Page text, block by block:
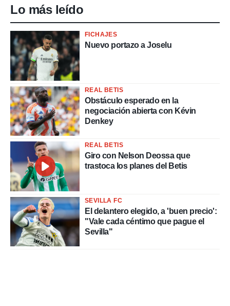
Lo más leído
FICHAJES
Nuevo portazo a Joselu
REAL BETIS
Obstáculo esperado en la
negociación abierta con Kévin
Denkey
REAL BETIS
Giro con Nelson Deossa que
trastoca los planes del Betis
SEVILLA FC
El delantero elegido, a 'buen precio':
"Vale cada céntimo que pague el
Sevilla"